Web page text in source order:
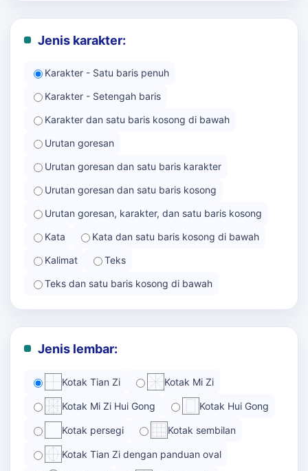
Jenis karakter:
Karakter - Satu baris penuh
Karakter - Setengah baris
Karakter dan satu baris kosong di bawah
Urutan goresan
Urutan goresan dan satu baris karakter
Urutan goresan dan satu baris kosong
Urutan goresan, karakter, dan satu baris kosong
Kata
Kata dan satu baris kosong di bawah
Kalimat
Teks
Teks dan satu baris kosong di bawah
Jenis lembar:
Kotak Tian Zi Kotak Mi Zi
Kotak Mi Zi Hui Gong Kotak Hui Gong
Kotak persegi Kotak sembilan
Kotak Tian Zi dengan panduan oval